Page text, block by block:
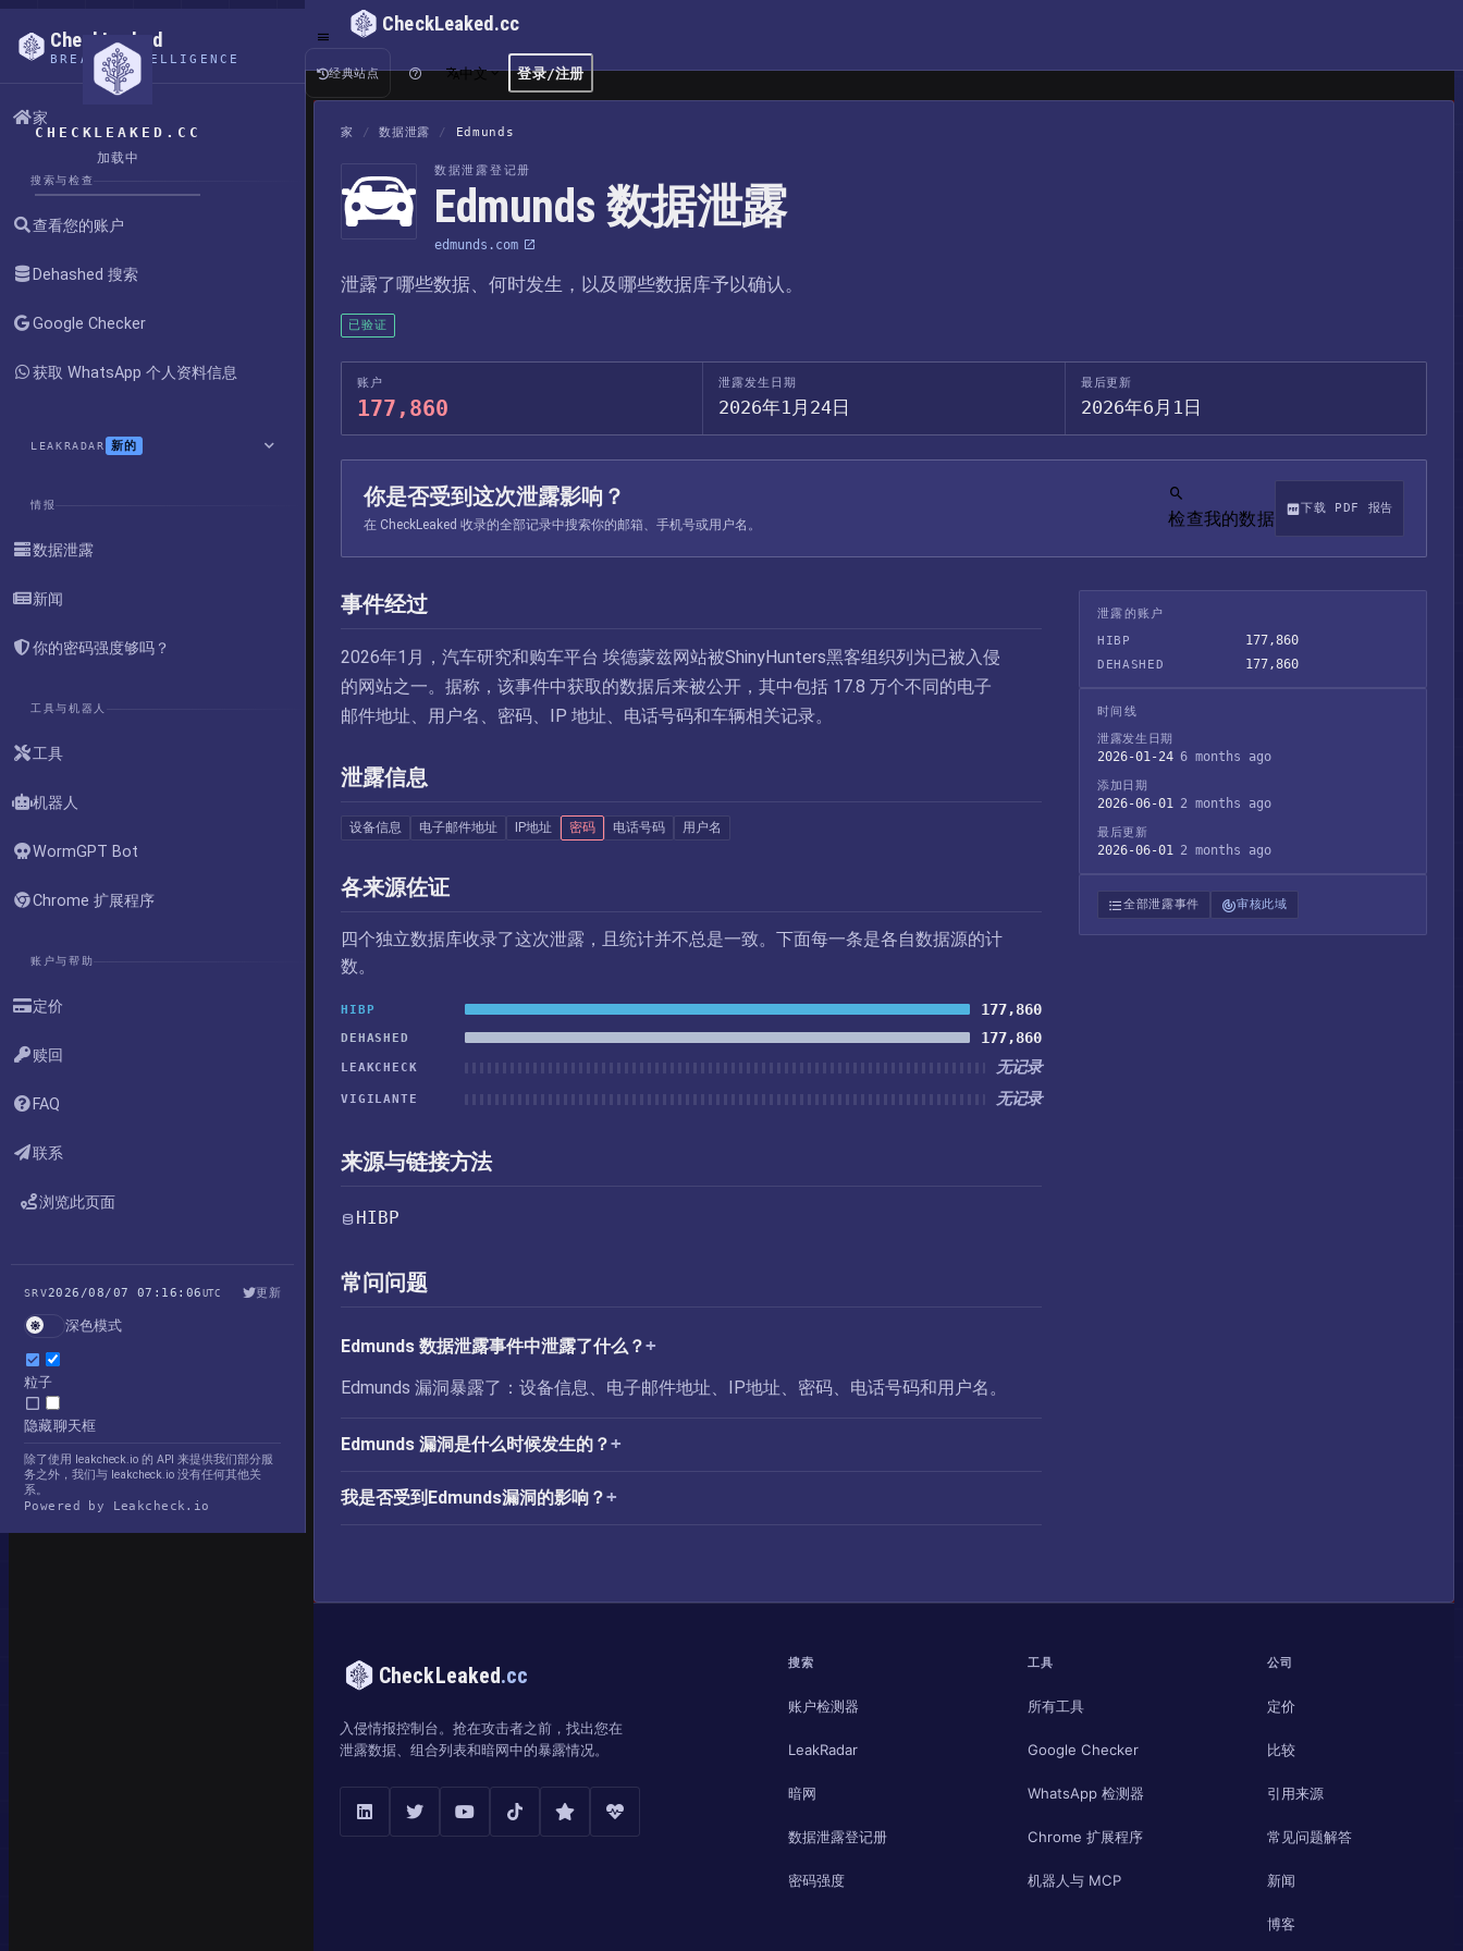
CHECKLEAKED.CC
加载中
CheckLeaked
BREACH INTELLIGENCE
家
搜索与检查
查看您的账户
Dehashed 搜索
Google Checker
获取 WhatsApp 个人资料信息
LEAKRADAR 新的
情报
数据泄露
新闻
你的密码强度够吗？
工具与机器人
工具
机器人
WormGPT Bot
Chrome 扩展程序
账户与帮助
定价
赎回
FAQ
联系
浏览此页面
SRV2026/08/07 07:16:06UTC 更新
深色模式
粒子
隐藏聊天框
除了使用 leakcheck.io 的 API 来提供我们部分服
务之外，我们与 leakcheck.io 没有任何其他关
系。
Powered by Leakcheck.io
CheckLeaked.cc
经典站点 中文 登录/注册
家 / 数据泄露 / Edmunds
数据泄露登记册
Edmunds 数据泄露
edmunds.com
泄露了哪些数据、何时发生，以及哪些数据库予以确认。
已验证
账户
177,860
泄露发生日期
2026年1月24日
最后更新
2026年6月1日
你是否受到这次泄露影响？
在 CheckLeaked 收录的全部记录中搜索你的邮箱、手机号或用户名。 检查我的数据
下载 PDF 报告
事件经过
2026年1月，汽车研究和购车平台 埃德蒙兹网站被ShinyHunters黑客组织列为已被入侵
的网站之一。据称，该事件中获取的数据后来被公开，其中包括 17.8 万个不同的电子
邮件地址、用户名、密码、IP 地址、电话号码和车辆相关记录。
泄露信息
设备信息 电子邮件地址 IP地址 密码 电话号码 用户名
各来源佐证
四个独立数据库收录了这次泄露，且统计并不总是一致。下面每一条是各自数据源的计
数。
HIBP 177,860
DEHASHED 177,860
LEAKCHECK 无记录
VIGILANTE 无记录
来源与链接方法
HIBP
常问问题
Edmunds 数据泄露事件中泄露了什么？
Edmunds 漏洞暴露了：设备信息、电子邮件地址、IP地址、密码、电话号码和用户名。
Edmunds 漏洞是什么时候发生的？
我是否受到Edmunds漏洞的影响？
泄露的账户
HIBP
177,860
DEHASHED 177,860
时间线
泄露发生日期
2026-01-24 6 months ago
添加日期
2026-06-01 2 months ago
最后更新
2026-06-01 2 months ago
全部泄露事件 审核此域
CheckLeaked.cc
入侵情报控制台。抢在攻击者之前，找出您在
泄露数据、组合列表和暗网中的暴露情况。
搜索
账户检测器
LeakRadar
暗网
数据泄露登记册
密码强度
工具
所有工具
Google Checker
WhatsApp 检测器
Chrome 扩展程序
机器人与 MCP
公司
定价
比较
引用来源
常见问题解答
新闻
博客